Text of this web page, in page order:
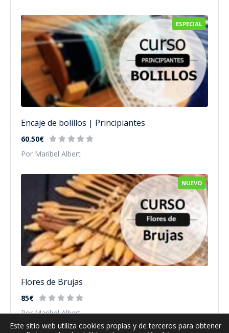
ESPECIAL
Encaje de bolillos | Principiantes
60.50€
Por Maribel Albert
NUEVO
Flores de Brujas
85€
Por Maribel Albert
Este sitio web utiliza cookies propias y de terceros para obtener